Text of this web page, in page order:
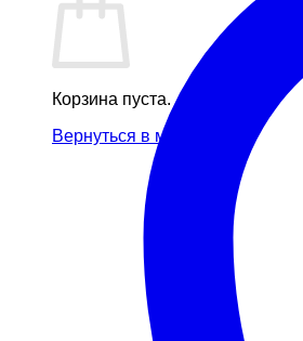
Корзина пуста.
Вернуться в магазин